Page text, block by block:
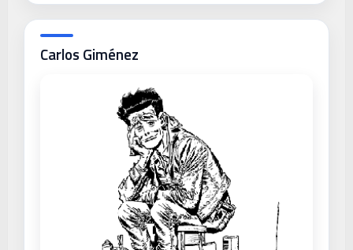
Carlos Giménez